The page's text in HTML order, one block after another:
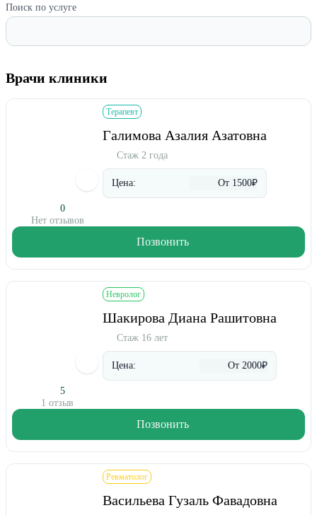
Поиск по услуге
Врачи клиники
0
Нет отзывов
Терапевт
Галимова Азалия Азатовна
Стаж 2 года
Цена: От 1500₽
Позвонить
5
1 отзыв
Невролог
Шакирова Диана Рашитовна
Стаж 16 лет
Цена: От 2000₽
Позвонить
Ревматолог
Васильева Гузаль Фавадовна